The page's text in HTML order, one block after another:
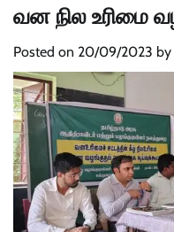
வன நில உரிமை
Posted on 20/09/2023 by